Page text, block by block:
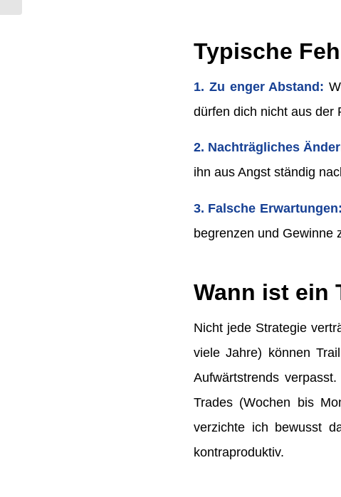
Typische
1. Zu enger Abstand:
dürfen dich nicht aus der
2. Nachträgliches
ihn aus Angst ständig
3. Falsche Erwartungen:
begrenzen und Gewinne
Wann ist ein
Nicht jede Strategie
viele Jahre) können
Aufwärtstrends
Trades (Wochen bis
verzichte ich bewusst
kontraproduktiv.